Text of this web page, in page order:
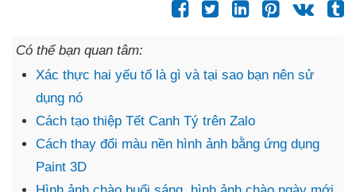
Có thể bạn quan tâm:
Xác thực hai yếu tố là gì và tại sao bạn nên sử
dụng nó
Cách tạo thiệp Tết Canh Tý trên Zalo
Cách thay đổi màu nền hình ảnh bằng ứng dụng
Paint 3D